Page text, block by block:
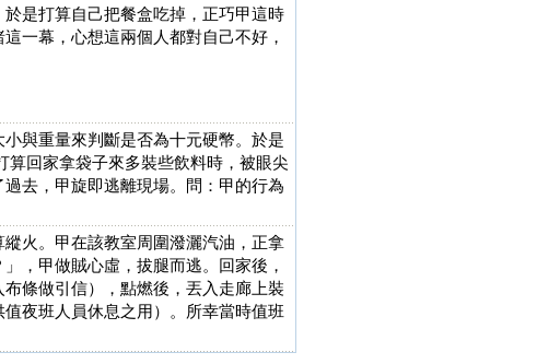
是打算自己把餐盒吃掉，正巧甲這時
一幕，心想這兩個人都對自己不好，
與重量來判斷是否為十元硬幣。於是
算回家拿袋子來多裝些飲料時，被眼尖
去，甲旋即逃離現場。問：甲的行為
火。甲在該教室周圍潑灑汽油，正拿
，甲做賊心虛，拔腿而逃。回家後，
條做引信），點燃後，丟入走廊上裝
夜班人員休息之用）。所幸當時值班